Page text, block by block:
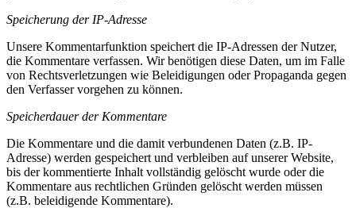
Speicherung der IP-Adresse
Unsere Kommentarfunktion speichert die IP-Adressen der Nutzer,
die Kommentare verfassen. Wir benötigen diese Daten, um im Falle
von Rechtsverletzungen wie Beleidigungen oder Propaganda gegen
den Verfasser vorgehen zu können.
Speicherdauer der Kommentare
Die Kommentare und die damit verbundenen Daten (z.B. IP-
Adresse) werden gespeichert und verbleiben auf unserer Website,
bis der kommentierte Inhalt vollständig gelöscht wurde oder die
Kommentare aus rechtlichen Gründen gelöscht werden müssen
(z.B. beleidigende Kommentare).